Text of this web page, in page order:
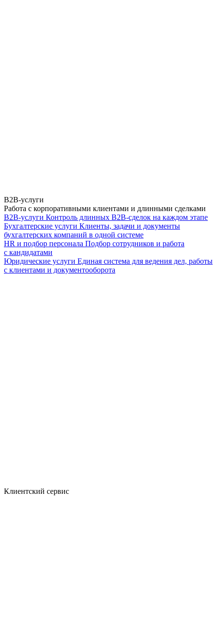
B2B-услуги
Работа с корпоративными клиентами и длинными сделками
B2B-услуги Контроль длинных B2B-сделок на каждом этапе
Бухгалтерские услуги Клиенты, задачи и документы
бухгалтерских компаний в одной системе
HR и подбор персонала Подбор сотрудников и работа
с кандидатами
Юридические услуги Единая система для ведения дел, работы
с клиентами и документооборота
Клиентский сервис